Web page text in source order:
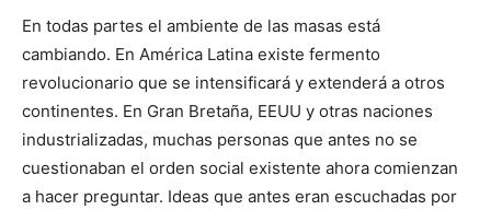
En todas partes el ambiente de las masas está
cambiando. En América Latina existe fermento
revolucionario que se intensificará y extenderá a otros
continentes. En Gran Bretaña, EEUU y otras naciones
industrializadas, muchas personas que antes no se
cuestionaban el orden social existente ahora comienzan
a hacer preguntar. Ideas que antes eran escuchadas por